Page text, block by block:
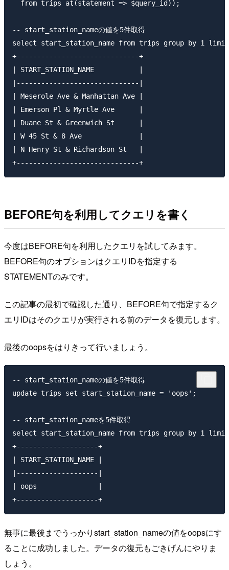
  from trips at(statement => $query_id));
-- start_station_nameの値を5件取得
select start_station_name from trips group by 1
| START_STATION_NAME           |
|------------------------------|
| Meserole Ave & Manhattan Ave |
| Emerson Pl & Myrtle Ave      |
| Duane St & Greenwich St      |
| W 45 St & 8 Ave              |
| N Henry St & Richardson St   |
BEFORE句を利用してクエリを書く
今度はBEFORE句を利用したクエリを試してみます。
BEFORE句のオプションはクエリIDを指定する
STATEMENTのみです。
この記事の最初で確認した通り、BEFORE句で指定するク
エリIDはそのクエリが実行される前のデータを復元します。
最後のoopsをはりきって行いましょう。
-- start_station_nameの値を5件取得
update trips set start_station_name = 'oops';
-- start_station_nameを5件取得
select start_station_name from trips group by 1
| START_STATION_NAME |
|--------------------|
| oops               |
無事に最後までうっかりstart_station_nameの値をoopsにす
ることに成功しました。データの復元もごきげんにやりま
しょう。